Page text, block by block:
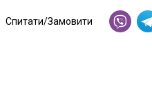
Спитати/Замовити